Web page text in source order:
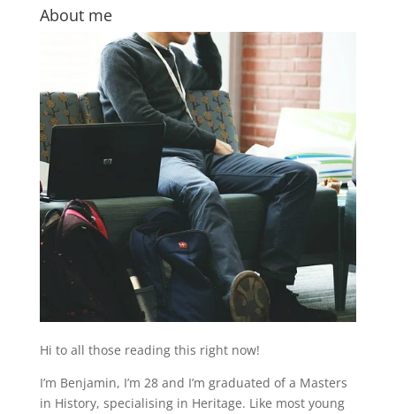
About me
Hi to all those reading this right now!
I’m Benjamin, I’m 28 and I’m graduated of a Masters
in History, specialising in Heritage. Like most young